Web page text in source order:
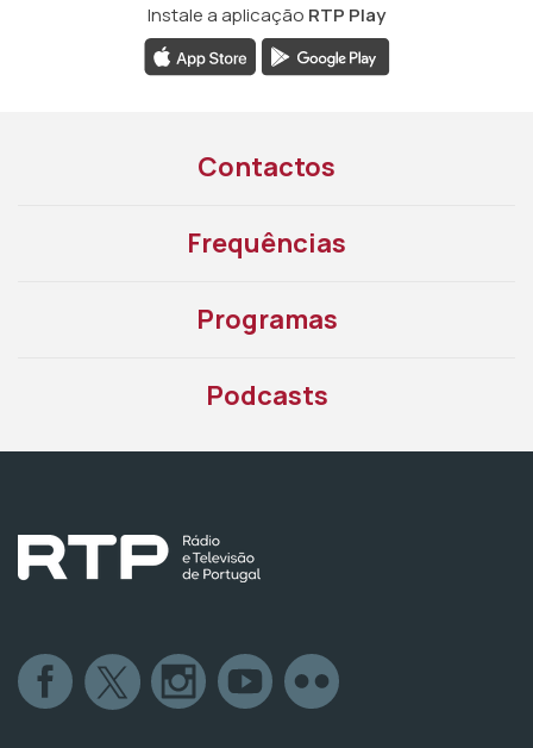
Instale a aplicação RTP Play
Contactos
Frequências
Programas
Podcasts